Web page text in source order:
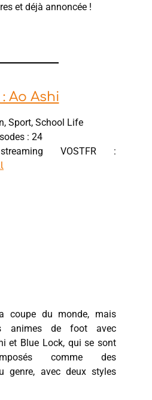
et déjà annoncée !
: Ao Ashi
Sport, School Life
: 24
VOSTFR :
coupe du monde, mais
animes de foot avec
et Blue Lock, qui se sont
comme des
genre, avec deux styles